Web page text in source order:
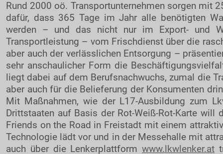
Rund 2000 oö. Transportunternehmen sorgen mit
dafür, dass 365 Tage im Jahr alle benötigten
werden – und das nicht nur im Export- und
Transportleistung – vom Frischdienst über die
aber auch der verlässlichen Entsorgung –
sehr anschaulicher Form die
liegt dabei auf dem Berufsnachwuchs, zumal die
aber auch für die Belieferung der Konsumenten
Mit Maßnahmen, wie der L17-Ausbildung zum
Drittstaaten auf Basis der Rot-Weiß-Rot-Karte will
Friends on the Road in Freistadt mit einem
Technologie lädt vor und in der Messehalle mit
auch über die Lenkerplattform www.lkwlenker.at